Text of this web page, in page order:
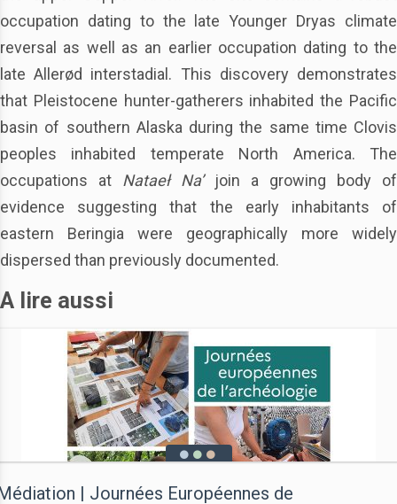
occupation dating to the late Younger Dryas climate
reversal as well as an earlier occupation dating to the
late Allerød interstadial. This discovery demonstrates
that Pleistocene hunter-gatherers inhabited the Pacific
basin of southern Alaska during the same time Clovis
peoples inhabited temperate North America. The
occupations at Nataeł Na’join a growing body of
evidence suggesting that the early inhabitants of
eastern Beringia were geographically more widely
dispersed than previously documented.
A lire aussi
| Journées Européennes de